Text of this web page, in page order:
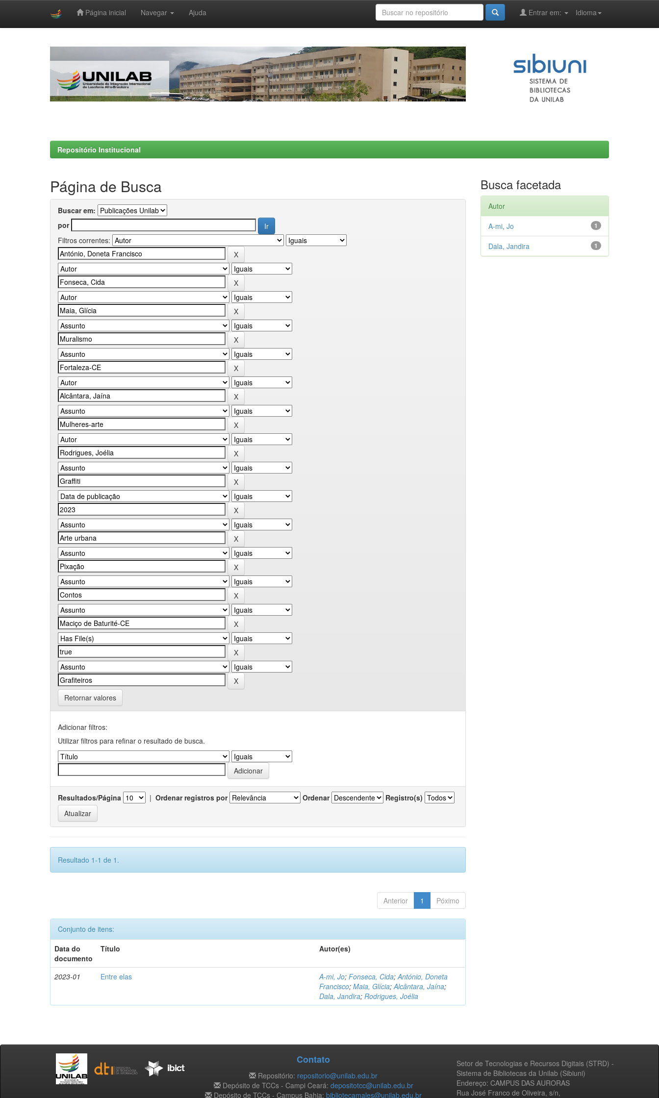
Página inicial Navegar Ajuda Idioma
Entrar em:
Repositório Institucional
Página de Busca
Buscar em:
por
Filtros correntes:
Retornar valores
Adicionar filtros:
Utilizar filtros para refinar o resultado de busca.
Resultados/Página | Ordenar registros por Ordenar Registro(s)
Resultado 1-1 de 1.
Anterior 1 Póximo
Conjunto de itens:
Data do
documento
Título Autor(es)
2023-01 Entre elas A-mi, Jo;Fonseca, Cida;António, Doneta
Francisco;Maia, Glícia;Alcântara, Jaína;
Dala, Jandira;Rodrigues, Joélia
Busca facetada
Autor
1
A-mi, Jo
1
Dala, Jandira
Setor de Tecnologias e Recursos Digitais (STRD) -
Sistema de Bibliotecas da Unilab (Sibiuni)
Endereço: CAMPUS DAS AURORAS
Rua José Franco de Oliveira, s/n,
Contato
Repositório: repositorio@unilab.edu.br
Depósito de TCCs - Campi Ceará: depositotcc@unilab.edu.br
Depósito de TCCs - Campus Bahia: bibliotecamales@unilab.edu.br